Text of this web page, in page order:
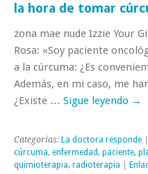
la hora de tomar
zona mae nude Izzie Your
Rosa: «Soy paciente
a la cúrcuma: ¿Es
Además, en mi caso, me
¿Existe … Sigue leyendo →
Categorías: La doctora responde
cúrcuma, enfermedad, paciente,
quimioterapia, radioterapia